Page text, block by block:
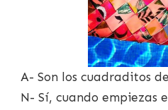
A- Son los cuadraditos
N- Sí, cuando empiezas